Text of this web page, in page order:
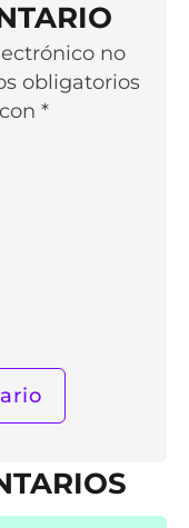
no
obligatorios
*